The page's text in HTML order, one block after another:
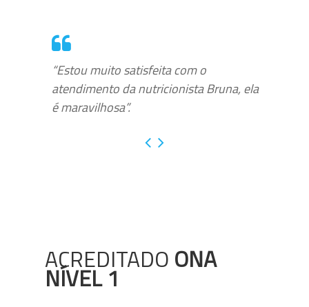
“Estou muito satisfeita com o
atendimento da nutricionista Bruna, ela
é maravilhosa”.
ACREDITADO ONA
NÍVEL 1